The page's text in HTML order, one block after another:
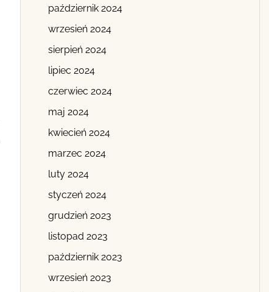
październik 2024
wrzesień 2024
sierpień 2024
lipiec 2024
czerwiec 2024
maj 2024
kwiecień 2024
marzec 2024
luty 2024
styczeń 2024
grudzień 2023
listopad 2023
październik 2023
wrzesień 2023